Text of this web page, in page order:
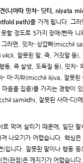
(니야따 밋차- 딧티, niyata
path)를 가게 됩니다. 그
못할 정도로 5가지 장애(빤짜
러면, 밋차- 상깝빠(micchā
잘못된 말, 즉, 거짓말 등
, 즉 살생, 도둑질 등), 밋차-
- 아-지와(micchā ājiva, 잘못
음을 집중)를 가지는 경향이
samādhi, 잘못된 사마-디)에
로 먹여 살리기 때문에, 일단
나오기가 어렵습니다. 핵심
입니다. 잘못된 말이나 행동 등
(관점)은 깨지기가 어렵습니다